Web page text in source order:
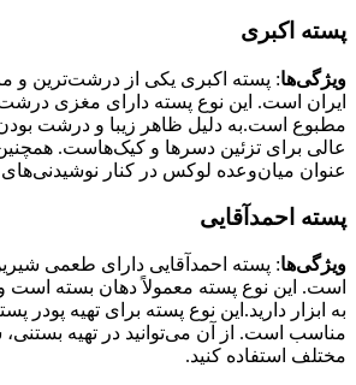
پسته اکبری
ویژگی‌ها: پسته اکبری یکی از درشت‌ترین و
ایران است. این نوع پسته دارای مغزی
مطبوع است.به دلیل ظاهر زیبا و درشت
عالی برای تزئین دسرها و کیک‌هاست. همچنین
عنوان میان‌وعده لوکس در کنار
پسته احمدآقایی
ویژگی‌ها: پسته احمدآقایی دارای طعمی
است. این نوع پسته معمولاً دهان بسته است و
به ابزار دارید.این نوع پسته برای تهیه پودر
مناسب است. از آن می‌توانید در تهیه
مختلف استفاده کنید.